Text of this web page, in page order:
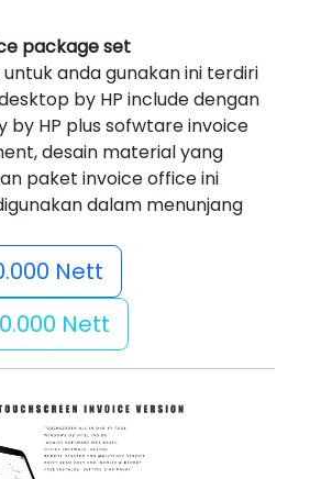
package set
anda gunakan ini terdiri
by HP include dengan
by HP plus sofwtare invoice
desain material yang
paket invoice office ini
dalam menunjang
Nett
Nett